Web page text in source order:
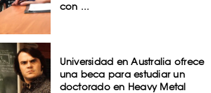
con ...
Universidad en Australia ofrece
una beca para estudiar un
doctorado en Heavy Metal